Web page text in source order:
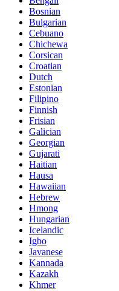
Bosnian
Bulgarian
Cebuano
Chichewa
Corsican
Croatian
Dutch
Estonian
Filipino
Finnish
Frisian
Galician
Georgian
Gujarati
Haitian
Hausa
Hawaiian
Hebrew
Hmong
Hungarian
Icelandic
Igbo
Javanese
Kannada
Kazakh
Khmer